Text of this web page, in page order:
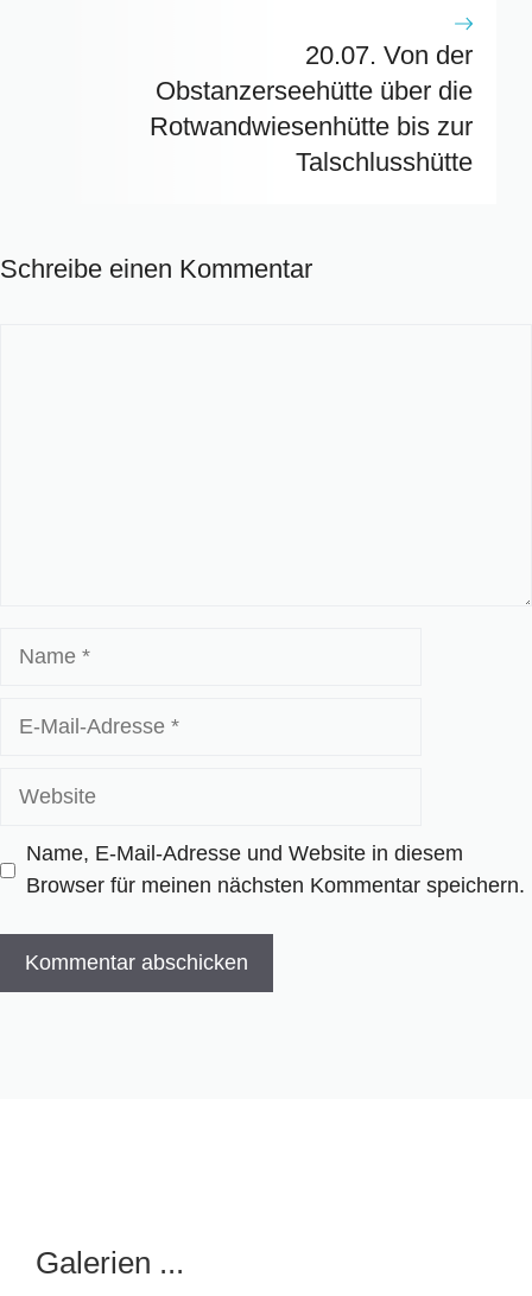
20.07. Von der
Obstanzerseehütte über die
Rotwandwiesenhütte bis zur
Talschlusshütte
Schreibe einen Kommentar
Website
Name, E-Mail-Adresse und Website in diesem
Browser für meinen nächsten Kommentar speichern.
Galerien ...